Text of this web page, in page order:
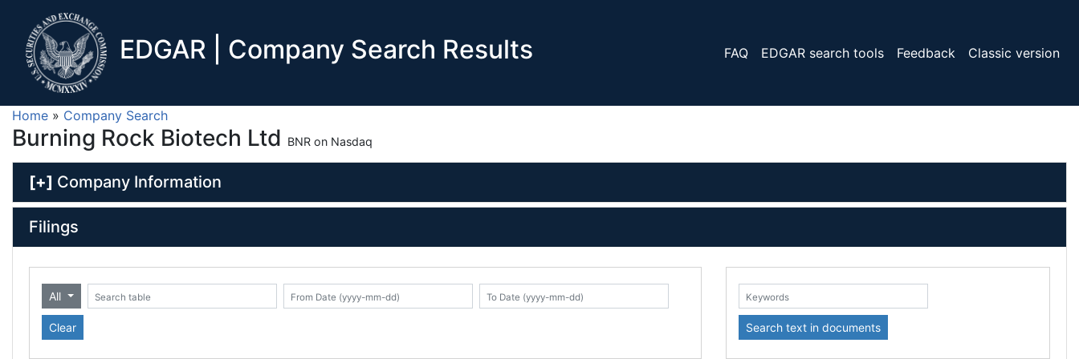
EDGAR | Company Search Results FAQ EDGAR search tools Feedback Classic version
Home » Company Search
Burning Rock Biotech Ltd BNR on Nasdaq
[+] Company Information
Filings
All
Search table
(yyyy-mm-dd)
(yyyy-mm-dd)
Clear
Keywords:
Search text in documents